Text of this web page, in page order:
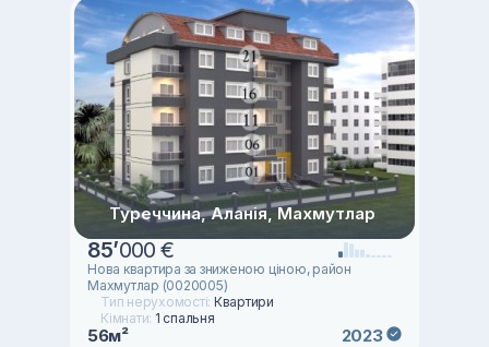
Туреччина, Аланія, Махмутлар
85’000 €
Нова квартира за зниженою ціною, район
Махмутлар (0020005)
Тип нерухомості: Квартири
Кімнати: 1 спальня
56м² 2023